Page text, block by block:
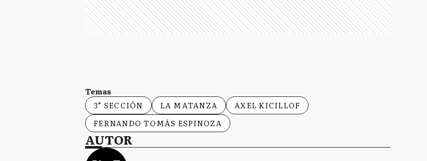
Temas
3° SECCIÓN
LA MATANZA
AXEL KICILLOF
FERNANDO TOMÁS ESPINOZA
AUTOR